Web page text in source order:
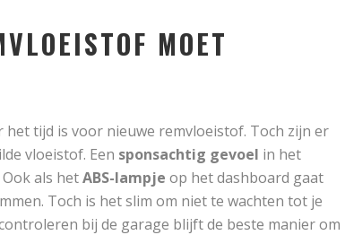
MOET
het tijd is voor nieuwe remvloeistof. Toch zijn er
vloeistof. Een sponsachtig gevoel in het
als hetABS-lampje op het dashboard gaat
Toch is het slim om niet te wachten tot je
bij de garage blijft de beste manier om